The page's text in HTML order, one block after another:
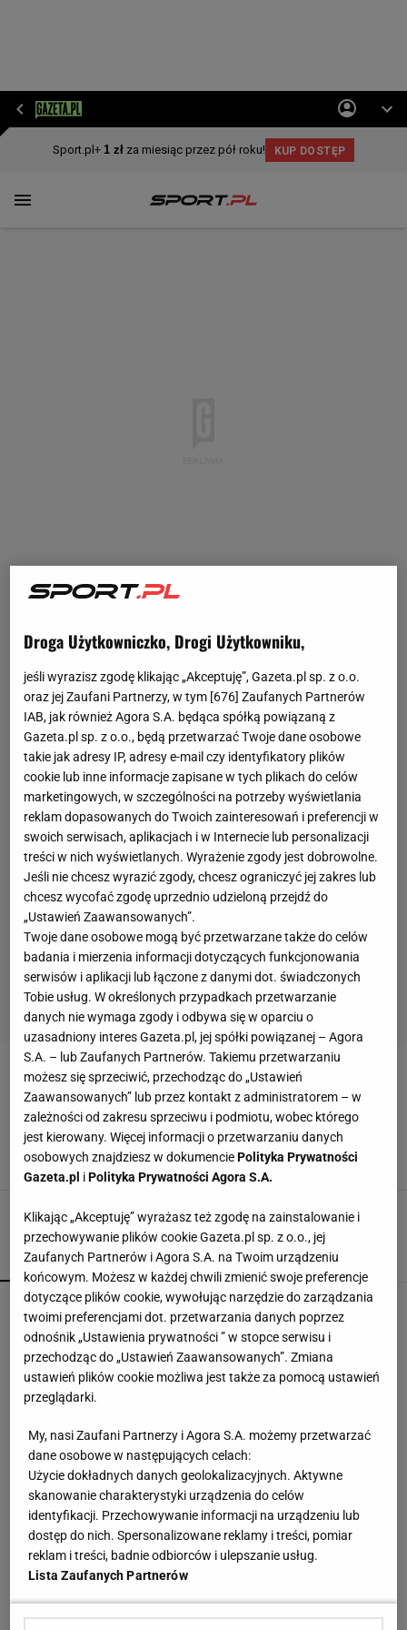
DMITRIJ ALENICZEW
Wiadomo, komu Rosjanie będą kibicować na
Euro 2024. "To nasi bracia"
Konrad Ferszter,13 CZERWCA 2024, 08:56
POPULARNE NAJNOWSZE
Rozstrzygnęli mecz Igi Świątek z Kostiuk. Koniec
w trzech setach
Wielki bieg Anastazji Kuś na 400 metrów. Polka
Jak teraz kupuje się nowy samochód w Polsce?
Rozmawiamy z ekspertem
MATERIAŁ PROMOCYJNY
Mistrzyni olimpijska kończy karierę. To żona
znanego piłkarza
Wrze wokół Infantino. Tyle zapłaciła UEFA za
Droga Użytkowniczko, Drogi Użytkowniku,
jeśli wyrazisz zgodę klikając „Akceptuję”, Gazeta.pl sp. z o.o.
oraz jej Zaufani Partnerzy, w tym [676] Zaufanych Partnerów
IAB, jak również Agora S.A. będąca spółką powiązaną z
Gazeta.pl sp. z o.o., będą przetwarzać Twoje dane osobowe
takie jak adresy IP, adresy e-mail czy identyfikatory plików
cookie lub inne informacje zapisane w tych plikach do celów
marketingowych, w szczególności na potrzeby wyświetlania
reklam dopasowanych do Twoich zainteresowań i preferencji w
swoich serwisach, aplikacjach i w Internecie lub personalizacji
treści w nich wyświetlanych. Wyrażenie zgody jest dobrowolne.
Jeśli nie chcesz wyrazić zgody, chcesz ograniczyć jej zakres lub
chcesz wycofać zgodę uprzednio udzieloną przejdź do
„Ustawień Zaawansowanych”.
Twoje dane osobowe mogą być przetwarzane także do celów
badania i mierzenia informacji dotyczących funkcjonowania
serwisów i aplikacji lub łączone z danymi dot. świadczonych
Tobie usług. W określonych przypadkach przetwarzanie
danych nie wymaga zgody i odbywa się w oparciu o
uzasadniony interes Gazeta.pl, jej spółki powiązanej – Agora
S.A. – lub Zaufanych Partnerów. Takiemu przetwarzaniu
możesz się sprzeciwić, przechodząc do „Ustawień
Zaawansowanych” lub przez kontakt z administratorem – w
zależności od zakresu sprzeciwu i podmiotu, wobec którego
jest kierowany. Więcej informacji o przetwarzaniu danych
osobowych znajdziesz w dokumenciePolityka Prywatności
Gazeta.pl iPolityka Prywatności Agora S.A.
Klikając „Akceptuję” wyrażasz też zgodę na zainstalowanie i
przechowywanie plików cookie Gazeta.pl sp. z o.o., jej
Zaufanych Partnerów i Agora S.A. na Twoim urządzeniu
końcowym. Możesz w każdej chwili zmienić swoje preferencje
dotyczące plików cookie, wywołując narzędzie do zarządzania
twoimi preferencjami dot. przetwarzania danych poprzez
odnośnik „Ustawienia prywatności ” w stopce serwisu i
przechodząc do „Ustawień Zaawansowanych”. Zmiana
ustawień plików cookie możliwa jest także za pomocą ustawień
przeglądarki.
My, nasi Zaufani Partnerzy i Agora S.A. możemy przetwarzać
dane osobowe w następujących celach:
Użycie dokładnych danych geolokalizacyjnych. Aktywne
skanowanie charakterystyki urządzenia do celów
identyfikacji. Przechowywanie informacji na urządzeniu lub
dostęp do nich. Spersonalizowane reklamy i treści, pomiar
reklam i treści, badnie odbiorców i ulepszanie usług.
Lista Zaufanych Partnerów